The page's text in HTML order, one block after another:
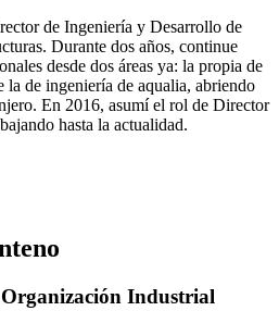
de Ingeniería y Desarrollo de
Durante dos años, continue
desde dos áreas ya: la propia de
la de ingeniería de aqualia, abriendo
En 2016, asumí el rol de Director
hasta la actualidad.
Industrial